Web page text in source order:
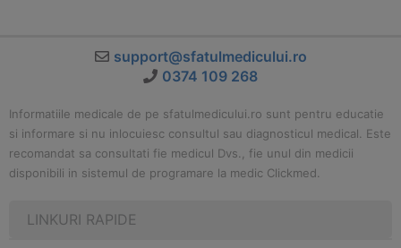
support@sfatulmedicului.ro
0374 109 268
Informatiile medicale de pe sfatulmedicului.ro sunt pentru educatie
si informare si nu inlocuiesc consultul sau diagnosticul medical. Este
recomandat sa consultati fie medicul Dvs., fie unul din medicii
disponibili in sistemul de programare la medic Clickmed.
LINKURI RAPIDE